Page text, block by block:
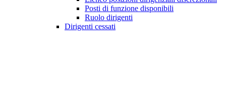
Posti di funzione disponibili
Ruolo dirigenti
Dirigenti cessati